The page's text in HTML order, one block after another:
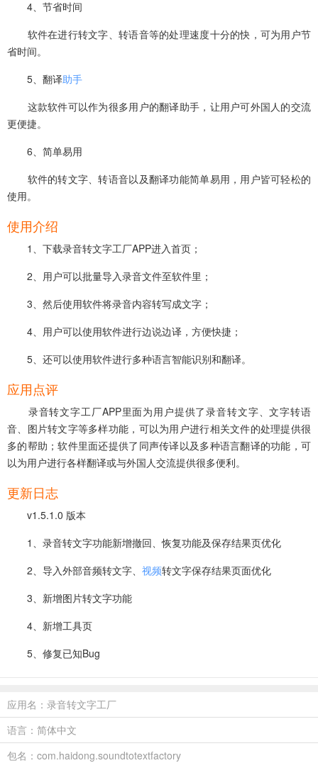
4、节省时间
软件在进行转文字、转语音等的处理速度十分的快，可为用户节
省时间。
5、翻译助手
这款软件可以作为很多用户的翻译助手，让用户可外国人的交流
更便捷。
6、简单易用
软件的转文字、转语音以及翻译功能简单易用，用户皆可轻松的
使用。
使用介绍
1、下载录音转文字工厂APP进入首页；
2、用户可以批量导入录音文件至软件里；
3、然后使用软件将录音内容转写成文字；
4、用户可以使用软件进行边说边译，方便快捷；
5、还可以使用软件进行多种语言智能识别和翻译。
应用点评
录音转文字工厂APP里面为用户提供了录音转文字、文字转语
音、图片转文字等多样功能，可以为用户进行相关文件的处理提供很
多的帮助；软件里面还提供了同声传译以及多种语言翻译的功能，可
以为用户进行各样翻译或与外国人交流提供很多便利。
更新日志
v1.5.1.0 版本
1、录音转文字功能新增撤回、恢复功能及保存结果页优化
2、导入外部音频转文字、 视频转文字保存结果页面优化
3、新增图片转文字功能
4、新增工具页
5、修复已知Bug
应用名：录音转文字工厂
语言：简体中文
包名：com.haidong.soundtotextfactory